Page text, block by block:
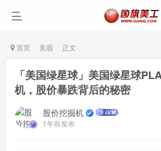
首页 美股 正文
「美国绿星球」美国绿星球
机，股价暴跌背后的秘密
股价挖掘机
1年前发布